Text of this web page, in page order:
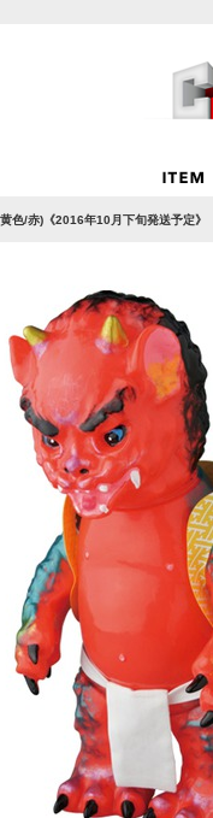
色/赤)《2016年10月下旬発送予定》